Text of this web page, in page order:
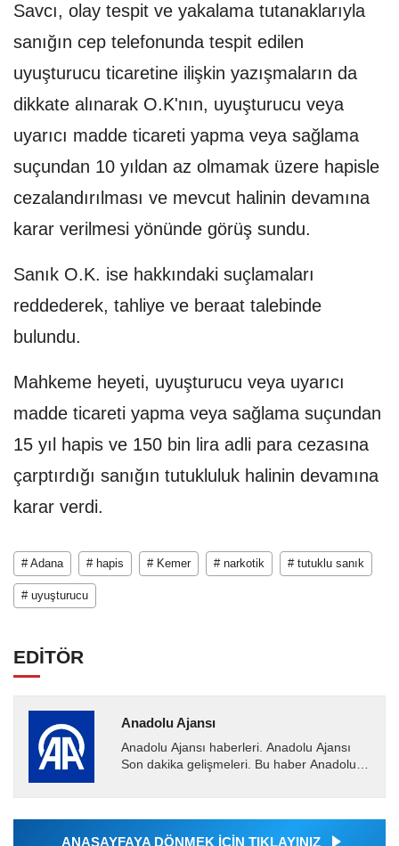
Savcı, olay tespit ve yakalama tutanaklarıyla
sanığın cep telefonunda tespit edilen
uyuşturucu ticaretine ilişkin yazışmaların da
dikkate alınarak O.K'nın, uyuşturucu veya
uyarıcı madde ticareti yapma veya sağlama
suçundan 10 yıldan az olmamak üzere hapisle
cezalandırılması ve mevcut halinin devamına
karar verilmesi yönünde görüş sundu.
Sanık O.K. ise hakkındaki suçlamaları
reddederek, tahliye ve beraat talebinde
bulundu.
Mahkeme heyeti, uyuşturucu veya uyarıcı
madde ticareti yapma veya sağlama suçundan
15 yıl hapis ve 150 bin lira adli para cezasına
çarptırdığı sanığın tutukluluk halinin devamına
karar verdi.
# Adana # hapis # Kemer # narkotik # tutuklu sanık
# uyuşturucu
EDİTÖR
Anadolu Ajansı
Anadolu Ajansı haberleri. Anadolu Ajansı
Son dakika gelişmeleri. Bu haber Anadolu
Ajansı tarafından...
ANASAYFAYA DÖNMEK İÇİN TIKLAYINIZ